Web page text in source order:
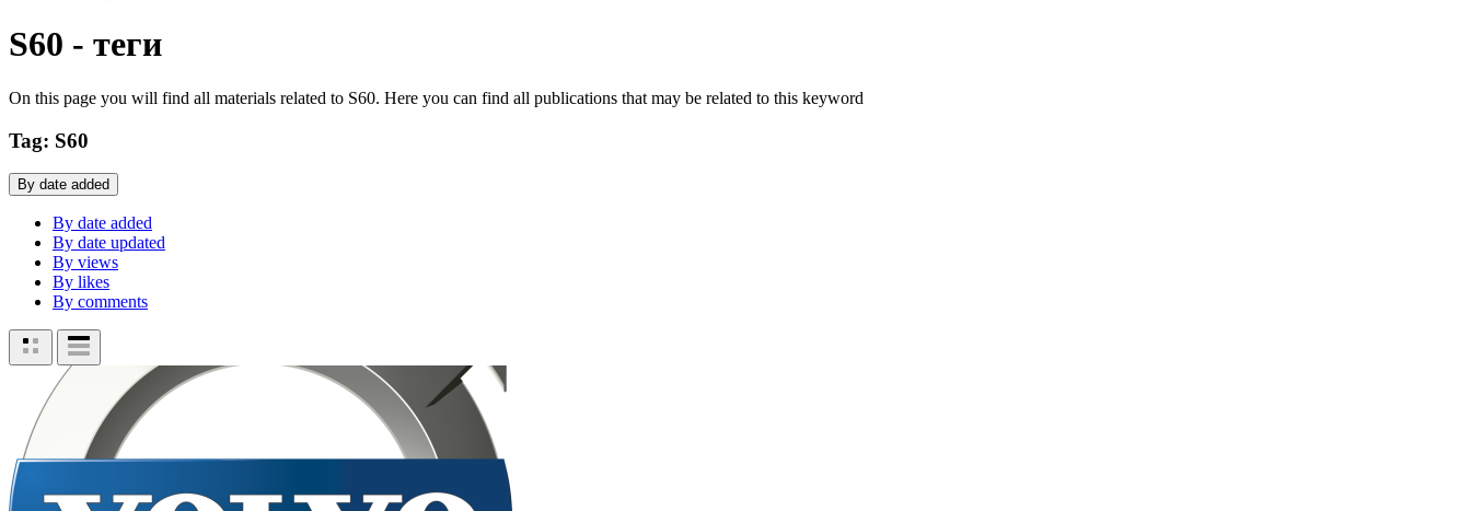
S60 - теги
On this page you will find all materials related to S60. Here you can find all publications that may be related to this keyword
Tag: S60
By date added
By date added
By date updated
By views
By likes
By comments